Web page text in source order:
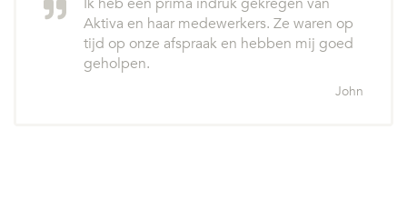
Aktiva en haar medewerkers. Ze waren op
tijd op onze afspraak en hebben mij goed
geholpen.
John